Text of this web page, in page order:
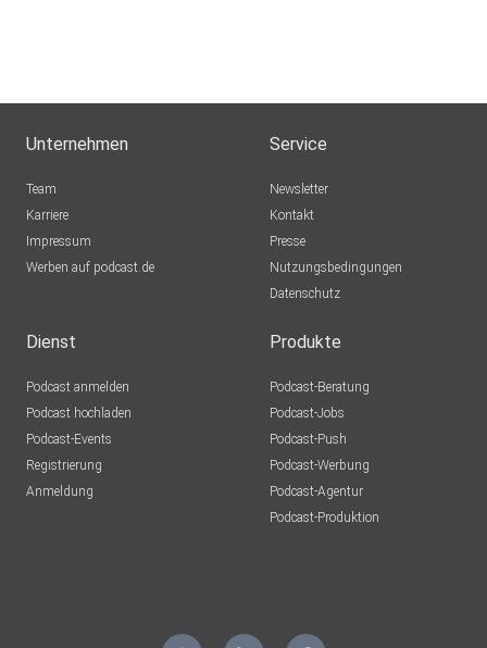
Unternehmen
Team
Karriere
Impressum
Werben auf podcast.de
Service
Newsletter
Kontakt
Presse
Nutzungsbedingungen
Datenschutz
Dienst
Podcast anmelden
Podcast hochladen
Podcast-Events
Registrierung
Anmeldung
Produkte
Podcast-Beratung
Podcast-Jobs
Podcast-Push
Podcast-Werbung
Podcast-Agentur
Podcast-Produktion